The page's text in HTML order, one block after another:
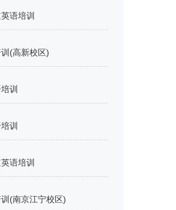
语培训
(高新校区)
训
训
语培训
(南京江宁校区)